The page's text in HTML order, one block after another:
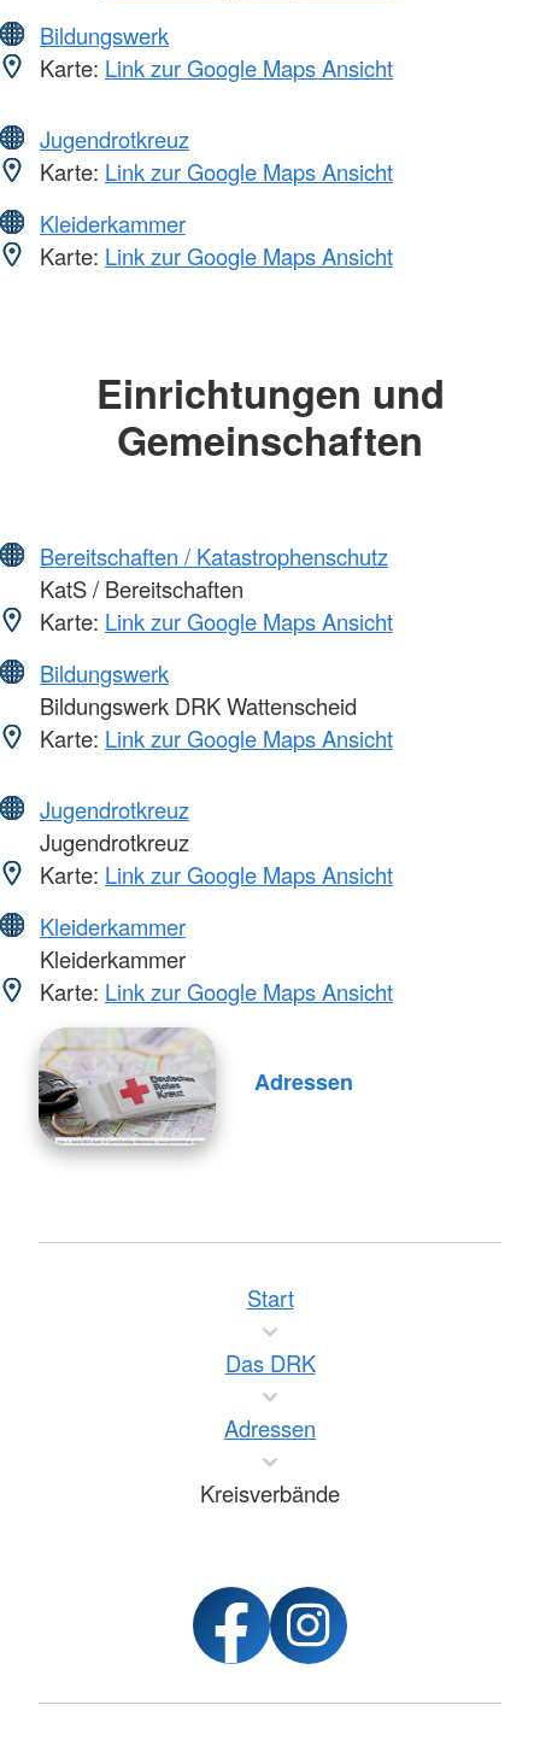
Bildungswerk
Karte: Link zur Google Maps Ansicht
Jugendrotkreuz
Karte: Link zur Google Maps Ansicht
Kleiderkammer
Karte: Link zur Google Maps Ansicht
Einrichtungen und
Gemeinschaften
Bereitschaften / Katastrophenschutz
KatS / Bereitschaften
Karte: Link zur Google Maps Ansicht
Bildungswerk
Bildungswerk DRK Wattenscheid
Karte: Link zur Google Maps Ansicht
Jugendrotkreuz
Jugendrotkreuz
Karte: Link zur Google Maps Ansicht
Kleiderkammer
Kleiderkammer
Karte: Link zur Google Maps Ansicht
Adressen
Start
Das DRK
Adressen
Kreisverbände